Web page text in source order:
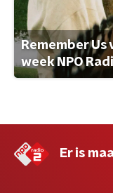
Remember Us
week NPO
Er is